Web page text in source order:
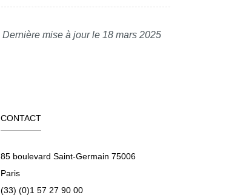
Dernière mise à jour le 18 mars 2025
CONTACT
85 boulevard Saint-Germain 75006
Paris
(33) (0)1 57 27 90 00